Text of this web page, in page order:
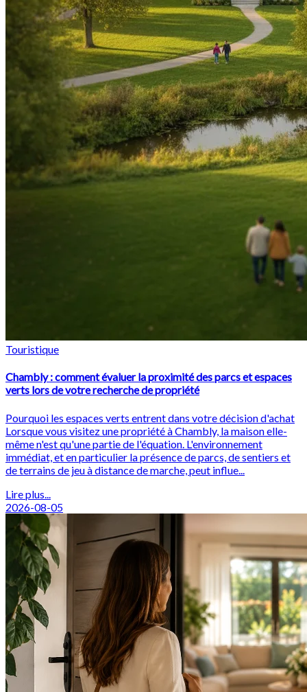
Touristique
Chambly : comment évaluer la proximité des parcs et espaces
verts lors de votre recherche de propriété
Pourquoi les espaces verts entrent dans votre décision d'achat
Lorsque vous visitez une propriété à Chambly, la maison elle-
même n'est qu'une partie de l'équation. L'environnement
immédiat, et en particulier la présence de parcs, de sentiers et
de terrains de jeu à distance de marche, peut influe...
Lire plus...
2026-08-05